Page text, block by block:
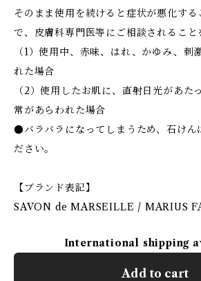
そのまま使用を続けると症状が悪化する
で、皮膚科専門医等にご相談されること
（1）使用中、赤味、はれ、かゆみ、刺
れた場合
（2）使用したお肌に、直射日光があた
常があらわれた場合
●バラバラになってしまうため、石けん
ださい。
【ブランド表記】
SAVON de MARSEILLE / MARIUS
International shipping
Add to cart